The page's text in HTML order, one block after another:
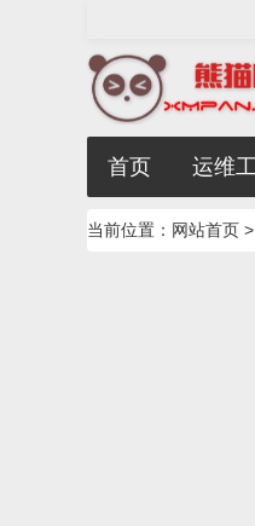
首页 运维
当前位置： 网站首页